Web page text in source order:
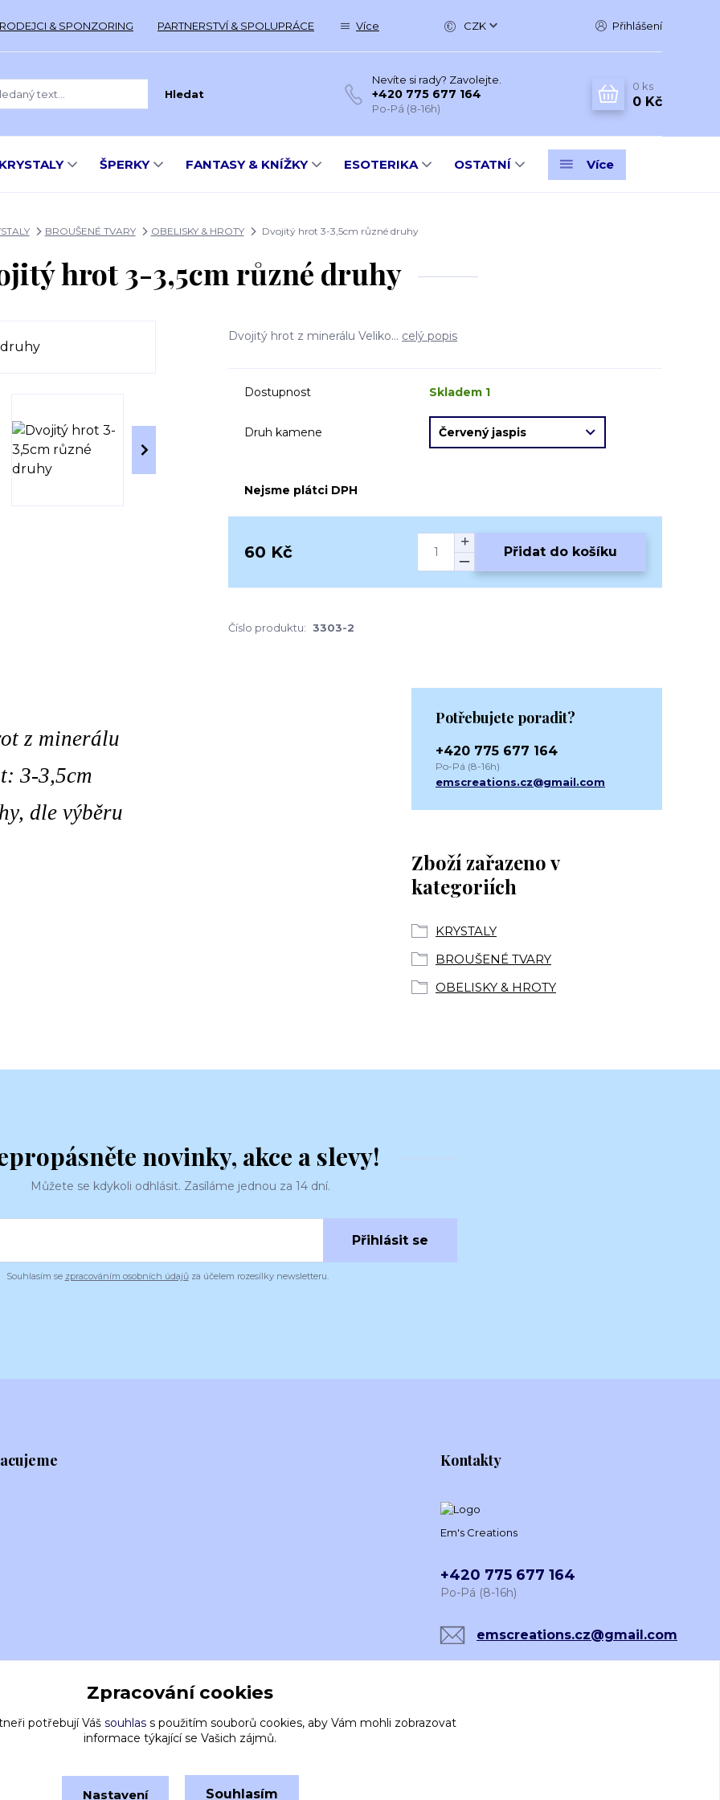
& SPONZORING PARTNERSTVÍ & SPOLUPRÁCE Více CZK Přihlášení
Hledat
Nevíte si rady? Zavolejte.
+420 775 677 164
Po-Pá (8-16h)
0 ks
0 Kč
ŠPERKY FANTASY & KNÍŽKY ESOTERIKA OSTATNÍ Více
BROUŠENÉ TVARY OBELISKY & HROTY Dvojitý hrot 3-3,5cm různé druhy
hrot 3-3,5cm různé druhy
Dvojitý hrot z minerálu Veliko... celý popis
Dostupnost Skladem 1
Druh kamene
Nejsme plátci DPH
60 Kč Přidat do košíku
Číslo produktu: 3303-2
z minerálu
3-3,5cm
dle výběru
Zboží zařazeno v
kategoriích
KRYSTALY
BROUŠENÉ TVARY
OBELISKY & HROTY
Potřebujete poradit?
+420 775 677 164
Po-Pá (8-16h)
emscreations.cz@gmail.com
novinky, akce a slevy!
Můžete se kdykoli odhlásit. Zasíláme jednou za 14 dní.
Přihlásit se
Souhlasím se zpracováním osobních údajůza účelem rozesílky newsletteru.
Kontakty
Em's Creations
+420 775 677 164
Po-Pá (8-16h)
emscreations.cz@gmail.com
Zpracování cookies
potřebují Váš souhlass použitím souborů cookies, aby Vám mohli zobrazovat
informace týkající se Vašich zájmů.
Nastavení Souhlasím